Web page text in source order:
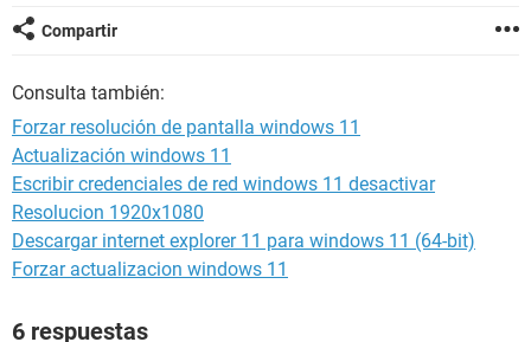
Compartir
Consulta también:
Forzar resolución de pantalla windows 11
Actualización windows 11
Escribir credenciales de red windows 11 desactivar
Resolucion 1920x1080
Descargar internet explorer 11 para windows 11 (64-bit)
Forzar actualizacion windows 11
6 respuestas